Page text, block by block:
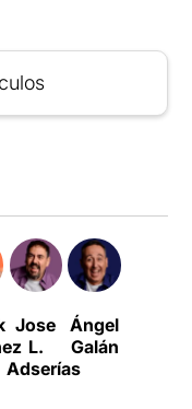
Jose
L.
Adserías
Ángel
Galán